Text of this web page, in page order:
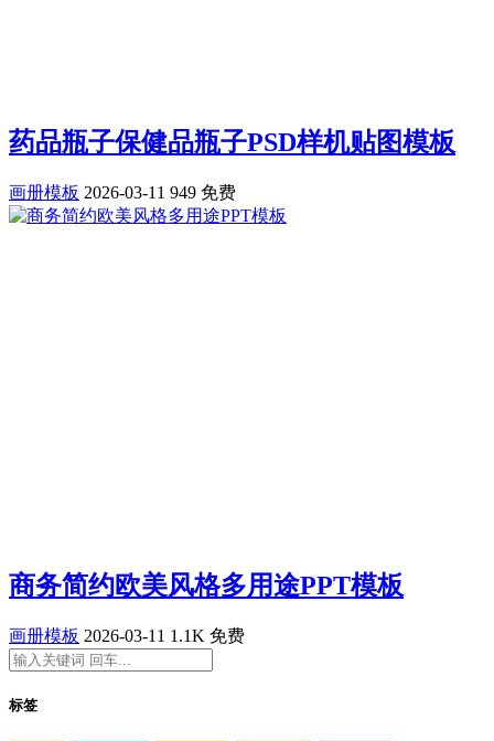
药品瓶子保健品瓶子PSD样机贴图模板
画册模板 2026-03-11 949 免费
商务简约欧美风格多用途PPT模板
画册模板 2026-03-11 1.1K 免费
标签